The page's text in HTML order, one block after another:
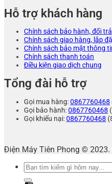
Hỗ trợ khách hàng
Chính sách bảo hành, đổi trả
Chính sách giao hàng, lắp
Chính sách bảo mật thông
Chính sách thanh toán
Điều kiện giao dịch chung
Tổng đài hỗ trợ
Gọi mua hàng:0867760468
Gọi bảo hành:0867760468
Gọi khiếu nại:0867760468
Điện Máy Tiên Phong © 2023.
Tìm